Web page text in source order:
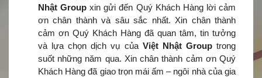
Nhật Group xin gửi đến Quý Khách Hàng lời cảm
ơn chân thành và sâu sắc nhất. Xin chân thành
cảm ơn Quý Khách Hàng đã quan tâm, tin tưởng
và lựa chọn dịch vụ của Việt Nhật Grouptrong
suốt những năm qua. Xin chân thành cảm ơn Quý
Khách Hàng đã giao trọn mái ấm – ngôi nhà của gia